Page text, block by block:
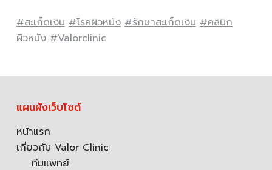
#สะเก็ดเงิน #โรคผิวหนัง #รักษาสะเก็ดเงิน #คลินิก
ผิวหนัง #Valorclinic
แผนผังเว็บไซต์
หน้าแรก
เกี่ยวกับ Valor Clinic
ทีมแพทย์